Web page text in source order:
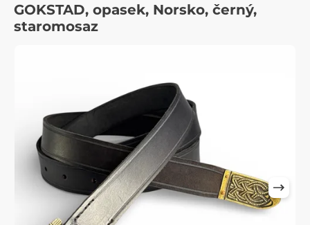
GOKSTAD, opasek, Norsko, černý,
staromosaz